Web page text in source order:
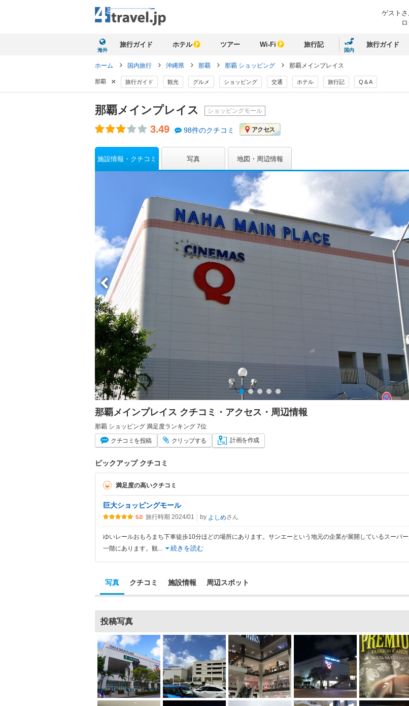
ゲストさ
海外
旅行ガイド ホテル ツアー Wi-Fi 旅行記
国内
旅行ガイド
ホーム 国内旅行 沖縄県 那覇 那覇 ショッピング 那覇メインプレイス
那覇 × 旅行ガイド 観光 グルメ ショッピング 交通 ホテル 旅行記 Q＆A
那覇メインプレイス ショッピングモール
3.49 98件のクチコミ アクセス
施設情報・クチコミ 写真 地図・周辺情報
那覇メインプレイス クチコミ・アクセス・周辺情報
那覇 ショッピング 満足度ランキング 7位
クチコミ を投稿 クリップする 計画を作成
ピックアップ クチコミ
満足度の高いクチコミ
巨大ショッピングモール
5.0 旅行時期 2024/01 by よしめさん
ゆいレールおもろまち下車徒歩10分ほどの場所にあります。サンエーという地元の企業が展開しているスーパ
一階にあります。観
続きを読む
写真 クチコミ 施設情報 周辺スポット
投稿写真